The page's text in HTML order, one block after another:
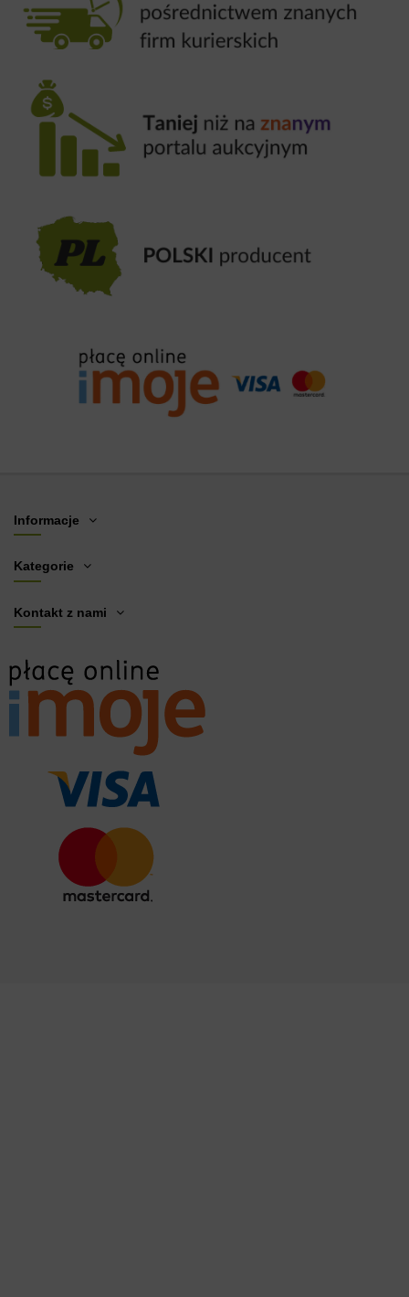
Informacje
Kategorie
Kontakt z nami